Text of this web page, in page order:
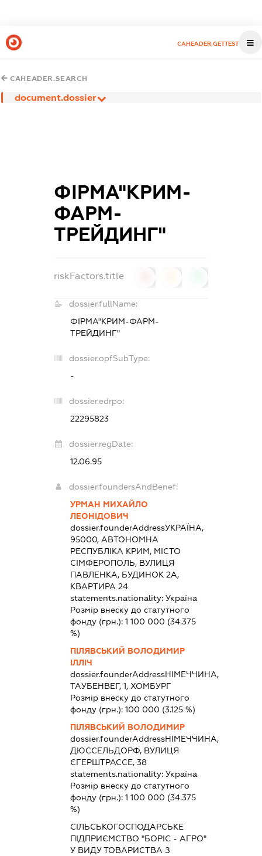
CAHEADER.GETTEST
CAHEADER.SEARCH
document.dossier
ФІРМА"КРИМ-
ФАРМ-
ТРЕЙДИНГ"
riskFactors.title
dossier.fullName:
ФІРМА"КРИМ-ФАРМ-
ТРЕЙДИНГ"
dossier.opfSubType:
-
dossier.edrpo:
22295823
dossier.regDate:
12.06.95
dossier.foundersAndBenef:
УРМАН МИХАЙЛО
ЛЕОНІДОВИЧ
dossier.founderAddressУКРАЇНА,
95000, АВТОНОМНА
РЕСПУБЛІКА КРИМ, МІСТО
СІМФЕРОПОЛЬ, ВУЛИЦЯ
ПАВЛЕНКА, БУДИНОК 2А,
КВАРТИРА 24
statements.nationality:Україна
Розмір внеску до статутного
фонду (грн.):1 100 000 (34.375
%)
ПІЛЯВСЬКИЙ ВОЛОДИМИР
ІЛЛІЧ
dossier.founderAddressНІМЕЧЧИНА,
ТАУБЕНВЕГ, 1, ХОМБУРГ
Розмір внеску до статутного
фонду (грн.):100 000 (3.125 %)
ПІЛЯВСЬКИЙ ВОЛОДИМИР
dossier.founderAddressНІМЕЧЧИНА,
ДЮССЕЛЬДОРФ, ВУЛИЦЯ
ЄГЕРШТРАССЕ, 38
statements.nationality:Україна
Розмір внеску до статутного
фонду (грн.):1 100 000 (34.375
%)
СІЛЬСЬКОГОСПОДАРСЬКЕ
ПІДПРИЄМСТВО "БОРІС - АГРО"
У ВИДУ ТОВАРИСТВА З